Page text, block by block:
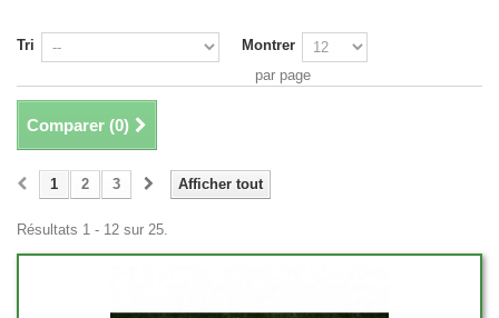
Tri
Montrer
par page
Comparer (0)
Afficher tout
1 2 3
Résultats 1 - 12 sur 25.